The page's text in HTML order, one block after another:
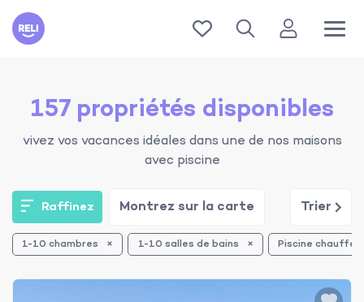
Reli
157 propriétés disponibles
vivez vos vacances idéales dans une de nos maisons
avec piscine
Raffinez Montrez sur la carte Trier
1-10 chambres 1-10 salles de bains Piscine chauffée